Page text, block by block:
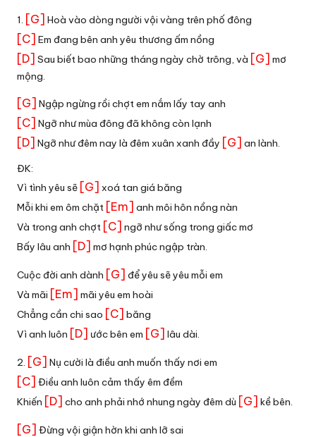
1. [G] Hoà vào dòng người vội vàng trên phố đông
[C] Em đang bên anh yêu thương ấm nồng
[D] Sau biết bao những tháng ngày chờ trông, và [G] mơ
mộng.
[G] Ngập ngừng rồi chợt em nắm lấy tay anh
[C] Ngỡ như mùa đông đã không còn lạnh
[D] Ngỡ như đêm nay là đêm xuân xanh đầy [G] an lành.
ĐK:
Vì tình yêu sẽ [G] xoá tan giá băng
Mỗi khi em ôm chặt [Em] anh môi hôn nồng nàn
Và trong anh chợt [C] ngỡ như sống trong giấc mơ
Bấy lâu anh [D] mơ hạnh phúc ngập tràn.
Cuộc đời anh dành [G] để yêu sẽ yêu mỗi em
Và mãi [Em] mãi yêu em hoài
Chẳng cần chi sao [C] băng
Vì anh luôn [D] ước bên em [G] lâu dài.
2. [G] Nụ cười là điều anh muốn thấy nơi em
[C] Điều anh luôn cảm thấy êm đềm
Khiến [D] cho anh phải nhớ nhung ngày đêm dù [G] kề bên.
[G] Đừng vội giận hờn khi anh lỡ sai